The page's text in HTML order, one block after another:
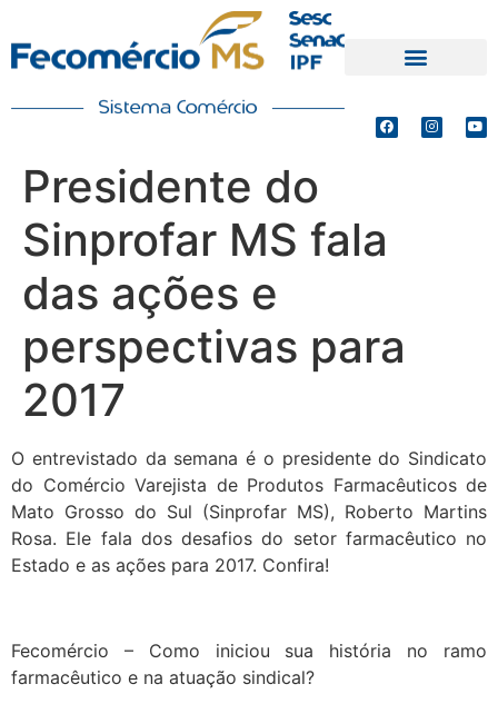
Presidente do
Sinprofar MS fala
das ações e
perspectivas para
2017
O entrevistado da semana é o presidente do Sindicato
do Comércio Varejista de Produtos Farmacêuticos de
Mato Grosso do Sul (Sinprofar MS), Roberto Martins
Rosa. Ele fala dos desafios do setor farmacêutico no
Estado e as ações para 2017. Confira!
Fecomércio – Como iniciou sua história no ramo
farmacêutico e na atuação sindical?